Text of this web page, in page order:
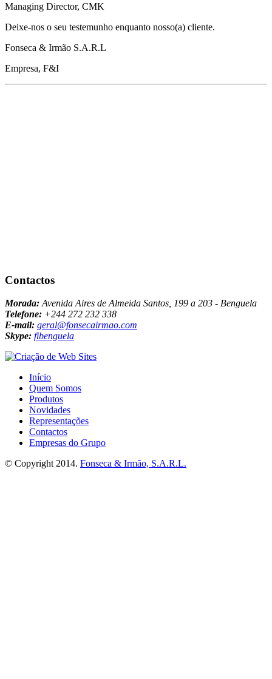
Managing Director, CMK
Deixe-nos o seu testemunho enquanto nosso(a) cliente.
Fonseca & Irmão S.A.R.L
Empresa, F&I
Contactos
Morada: Avenida Aires de Almeida Santos, 199 a 203 - Benguela
Telefone: +244 272 232 338
E-mail: geral@fonsecairmao.com
Skype: fibenguela
Início
Quem Somos
Produtos
Novidades
Representações
Contactos
Empresas do Grupo
© Copyright 2014. Fonseca & Irmão, S.A.R.L.